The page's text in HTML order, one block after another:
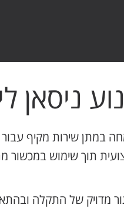
ניסאן
במתן שירות מקיף
תוך שימוש במכשור
מדויק של התקלה